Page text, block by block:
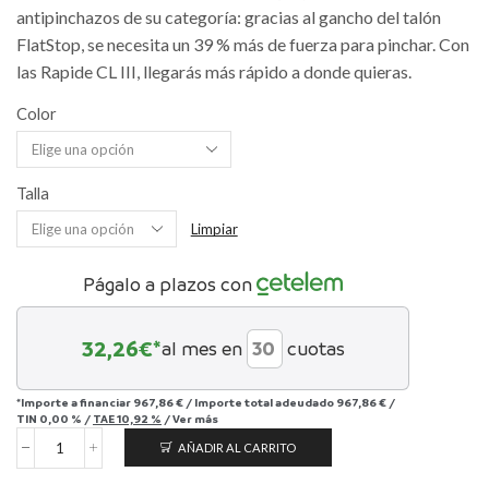
antipinchazos de su categoría: gracias al gancho del talón
FlatStop, se necesita un 39 % más de fuerza para pinchar. Con
las Rapide CL III, llegarás más rápido a donde quieras.
Color
Talla
Limpiar
Págalo a plazos con
32,26€*al mes en cuotas
*Importe a financiar 967,86 € / Importe total adeudado 967,86 € /
TIN 0,00 % / TAE10,92 % /Ver más
Roval
AÑADIR AL CARRITO